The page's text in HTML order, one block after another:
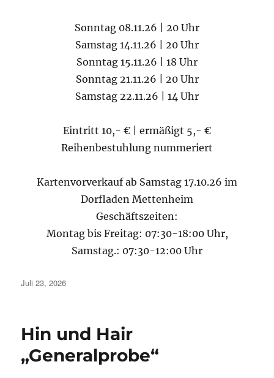
Sonntag 08.11.26 | 20 Uhr
Samstag 14.11.26 | 20 Uhr
Sonntag 15.11.26 | 18 Uhr
Sonntag 21.11.26 | 20 Uhr
Samstag 22.11.26 | 14 Uhr
Eintritt 10,- € | ermäßigt 5,- €
Reihenbestuhlung nummeriert
Kartenvorverkauf ab Samstag 17.10.26 im
Dorfladen Mettenheim
Geschäftszeiten:
Montag bis Freitag: 07:30-18:00 Uhr,
Samstag.: 07:30-12:00 Uhr
Veröffentlicht
Juli 23, 2026
Hin und Hair
„Generalprobe“